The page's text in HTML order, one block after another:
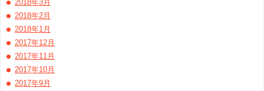
2018年3月
2018年2月
2018年1月
2017年12月
2017年11月
2017年10月
2017年9月